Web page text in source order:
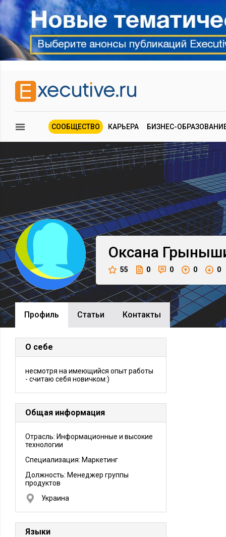
СООБЩЕСТВО КАРЬЕРА БИЗНЕС-
Оксана
55 0 0 0 0
Профиль Cтатьи Контакты
О себе
несмотря на имеющийся опыт работы
- считаю себя новичком:)
Общая информация
Отрасль: Информационные и высокие
технологии
Специализация: Маркетинг
Должность: Менеджер группы
продуктов
Украина
Языки